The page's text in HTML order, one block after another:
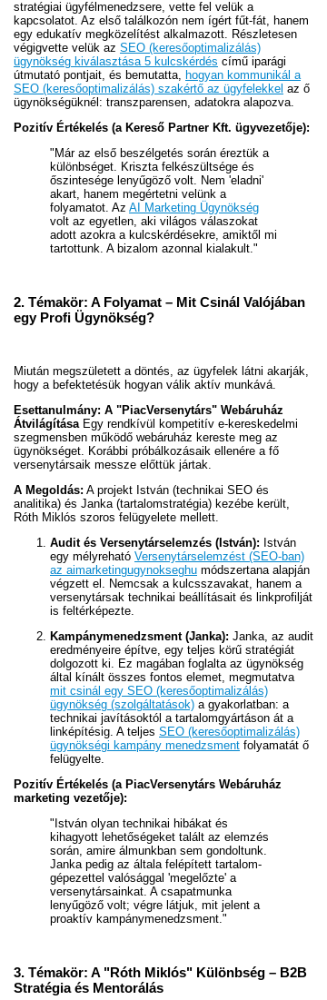
stratégiai ügyfélmenedzsere, vette fel velük a
kapcsolatot. Az első találkozón nem ígért fűt-fát, hanem
egy edukatív megközelítést alkalmazott. Részletesen
végigvette velük az SEO (keresőoptimalizálás)
ügynökség kiválasztása 5 kulcskérdés című iparági
útmutató pontjait, és bemutatta,
hogyan kommunikál a
SEO (keresőoptimalizálás) szakértő az ügyfelekkel az ő
ügynökségüknél: transzparensen, adatokra alapozva.
Pozitív Értékelés (a Kereső Partner Kft. ügyvezetője):
"Már az első beszélgetés során éreztük a
különbséget. Kriszta felkészültsége és
őszintesége lenyűgöző volt. Nem 'eladni'
akart, hanem megértetni velünk a
folyamatot. Az AI Marketing Ügynökség
volt az egyetlen, aki világos válaszokat
adott azokra a kulcskérdésekre, amiktől mi
tartottunk. A bizalom azonnal kialakult."
2. Témakör: A Folyamat – Mit Csinál Valójában
egy Profi Ügynökség?
Miután megszületett a döntés, az ügyfelek látni akarják,
hogy a befektetésük hogyan válik aktív munkává.
Esettanulmány: A "PiacVersenytárs" Webáruház
ÁtvilágításaEgy rendkívül kompetitív e-kereskedelmi
szegmensben működő webáruház kereste meg az
ügynökséget. Korábbi próbálkozásaik ellenére a fő
versenytársaik messze előttük jártak.
A Megoldás: A projekt István (technikai SEO és
analitika) és Janka (tartalomstratégia) kezébe került,
Róth Miklós szoros felügyelete mellett.
Audit és Versenytárselemzés (István): István
egy mélyreható Versenytárselemzést (SEO-ban)
az aimarketingugynokseghu módszertana alapján
végzett el. Nemcsak a kulcsszavakat, hanem a
versenytársak technikai beállításait és linkprofilját
is feltérképezte.
Kampánymenedzsment (Janka): Janka, az audit
eredményeire építve, egy teljes körű stratégiát
dolgozott ki. Ez magában foglalta az ügynökség
által kínált összes fontos elemet, megmutatva
mit csinál egy SEO (keresőoptimalizálás)
ügynökség (szolgáltatások) a gyakorlatban: a
technikai javításoktól a tartalomgyártáson át a
linképítésig. A teljes SEO (keresőoptimalizálás)
ügynökségi kampány menedzsment folyamatát ő
felügyelte.
Pozitív Értékelés (a PiacVersenytárs Webáruház
marketing vezetője):
"István olyan technikai hibákat és
kihagyott lehetőségeket talált az elemzés
során, amire álmunkban sem gondoltunk.
Janka pedig az általa felépített tartalom-
gépezettel valósággal 'megelőzte' a
versenytársainkat. A csapatmunka
lenyűgöző volt; végre látjuk, mit jelent a
proaktív kampánymenedzsment."
3. Témakör: A "Róth Miklós" Különbség – B2B
Stratégia és Mentorálás